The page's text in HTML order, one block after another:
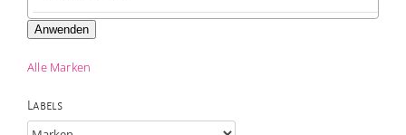
Anwenden
Alle Marken
Labels